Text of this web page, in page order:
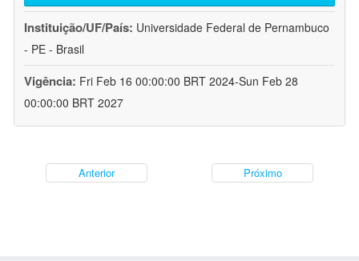
Instituição/UF/País: Universidade Federal de Pernambuco
- PE - Brasil
Vigência: Fri Feb 16 00:00:00 BRT 2024-Sun Feb 28
00:00:00 BRT 2027
Anterior Próximo